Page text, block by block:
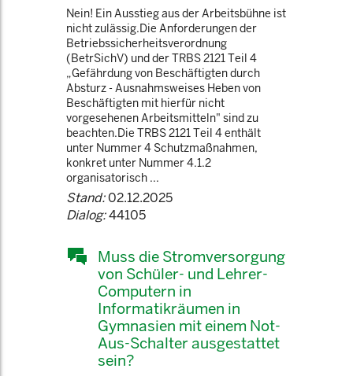
Nein! Ein Ausstieg aus der Arbeitsbühne ist
nicht zulässig.Die Anforderungen der
Betriebssicherheitsverordnung
(BetrSichV) und der TRBS 2121 Teil 4
„Gefährdung von Beschäftigten durch
Absturz - Ausnahmsweises Heben von
Beschäftigten mit hierfür nicht
vorgesehenen Arbeitsmitteln" sind zu
beachten.Die TRBS 2121 Teil 4 enthält
unter Nummer 4 Schutzmaßnahmen,
konkret unter Nummer 4.1.2
organisatorisch ...
Stand:02.12.2025
Dialog:44105
Muss die Stromversorgung
von Schüler- und Lehrer-
Computern in
Informatikräumen in
Gymnasien mit einem Not-
Aus-Schalter ausgestattet
sein?